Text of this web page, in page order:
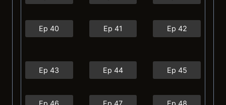
Ep 40 Ep 41 Ep 42
Ep 43 Ep 44 Ep 45